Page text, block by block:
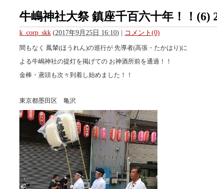
牛嶋神社大祭 鎮座千百六十年！！(6)
k_corp_skk (2017年9月25日 16:10) | コメント(0)
間もなく 鳳輦(ほうれん)の巡行が 先導者(高張・たかはり)に
よる牛嶋神社の提灯を掲げての お神酒所前を通過！！
金棒・鳶頭も次々到着し始めました！！
東京都墨田区 亀沢